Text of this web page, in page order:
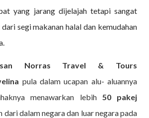
yang jarang dijelajah tetapi sangat
segi makanan halal dan kemudahan
Norras Travel & Tours
pula dalam ucapan alu- aluannya
menawarkan lebih 50 pakej
dari dalam negara dan luar negara pada